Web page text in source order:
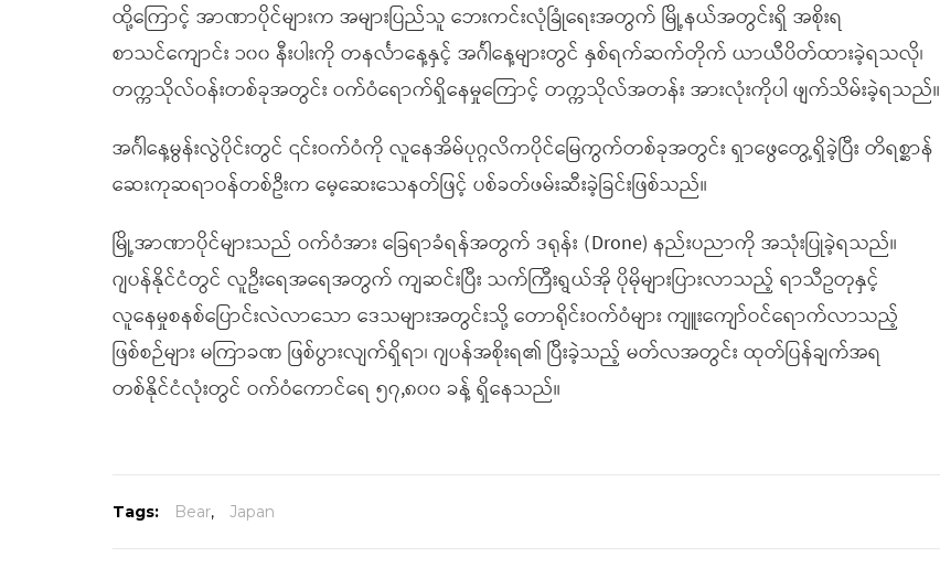
ထို့ကြောင့် အာဏာပိုင်များက အများပြည်သူ ဘေးကင်းလုံခြုံရေးအတွက် မြို့နယ်အတွင်းရှိ အစိုးရ
စာသင်ကျောင်း ၁၀၀ နီးပါးကို တနင်္လာနေ့နှင့် အင်္ဂါနေ့များတွင် နှစ်ရက်ဆက်တိုက် ယာယီပိတ်ထားခဲ့ရသလို၊
တက္ကသိုလ်ဝန်းတစ်ခုအတွင်း ဝက်ဝံရောက်ရှိနေမှုကြောင့် တက္ကသိုလ်အတန်း အားလုံးကိုပါ ဖျက်သိမ်းခဲ့ရသည်။
အင်္ဂါနေ့မွန်းလွဲပိုင်းတွင် ၎င်းဝက်ဝံကို လူနေအိမ်ပုဂ္ဂလိကပိုင်မြေကွက်တစ်ခုအတွင်း ရှာဖွေတွေ့ရှိခဲ့ပြီး တိရစ္ဆာန်
ဆေးကုဆရာဝန်တစ်ဦးက မေ့ဆေးသေနတ်ဖြင့် ပစ်ခတ်ဖမ်းဆီးခဲ့ခြင်းဖြစ်သည်။
မြို့အာဏာပိုင်များသည် ဝက်ဝံအား ခြေရာခံရန်အတွက် ဒရုန်း (Drone) နည်းပညာကို အသုံးပြုခဲ့ရသည်။
ဂျပန်နိုင်ငံတွင် လူဦးရေအရေအတွက် ကျဆင်းပြီး သက်ကြီးရွယ်အို ပိုမိုများပြားလာသည့် ရာသီဥတုနှင့်
လူနေမှုစနစ်ပြောင်းလဲလာသော ဒေသများအတွင်းသို့ တောရိုင်းဝက်ဝံများ ကျူးကျော်ဝင်ရောက်လာသည့်
ဖြစ်စဉ်များ မကြာခဏ ဖြစ်ပွားလျက်ရှိရာ၊ ဂျပန်အစိုးရ၏ ပြီးခဲ့သည့် မတ်လအတွင်း ထုတ်ပြန်ချက်အရ
တစ်နိုင်ငံလုံးတွင် ဝက်ဝံကောင်ရေ ၅၇,၈၀၀ ခန့် ရှိနေသည်။
Tags: Bear, Japan